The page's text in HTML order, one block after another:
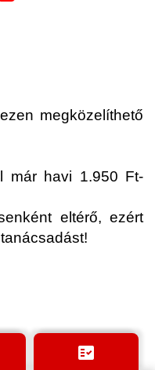
megközelíthető
már havi 1.950 Ft-
eltérő, ezért
fact_check